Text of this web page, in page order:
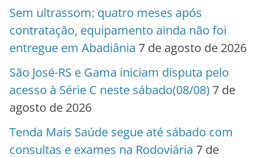
Sem ultrassom: quatro meses após
contratação, equipamento ainda não foi
entregue em Abadiânia 7 de agosto de 2026
São José-RS e Gama iniciam disputa pelo
acesso à Série C neste sábado(08/08) 7 de
agosto de 2026
Tenda Mais Saúde segue até sábado com
consultas e exames na Rodoviária 7 de